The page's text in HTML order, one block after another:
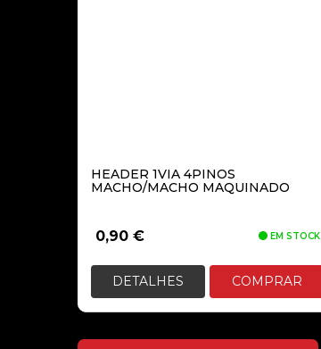
HEADER 1VIA 4PINOS
MACHO/MACHO MAQUINADO
0,90 € EM STOCK
DETALHES COMPRAR